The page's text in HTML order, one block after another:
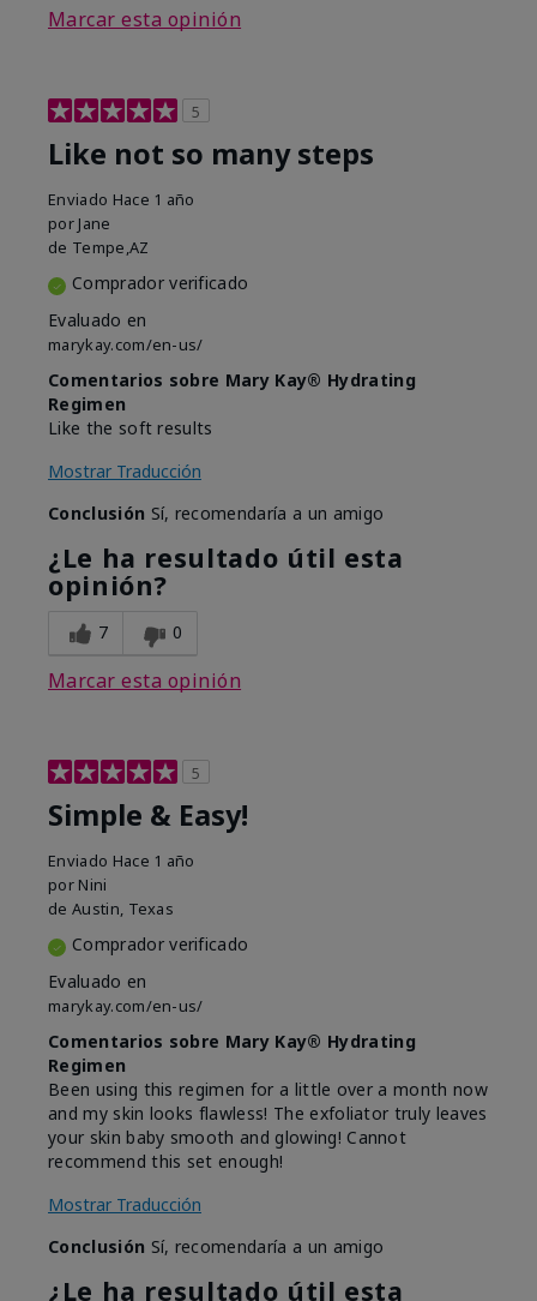
Marcar esta opinión
5
Like not so many steps
Enviado Hace 1 año
por Jane
de Tempe,AZ
Comprador verificado
Evaluado en
marykay.com/en-us/
Comentarios sobre Mary Kay® Hydrating
Regimen
Like the soft results
Mostrar Traducción
Conclusión Sí, recomendaría a un amigo
¿Le ha resultado útil esta
opinión?
7 0
Marcar esta opinión
5
Simple & Easy!
Enviado Hace 1 año
por Nini
de Austin, Texas
Comprador verificado
Evaluado en
marykay.com/en-us/
Comentarios sobre Mary Kay® Hydrating
Regimen
Been using this regimen for a little over a month now
and my skin looks flawless! The exfoliator truly leaves
your skin baby smooth and glowing! Cannot
recommend this set enough!
Mostrar Traducción
Conclusión Sí, recomendaría a un amigo
¿Le ha resultado útil esta